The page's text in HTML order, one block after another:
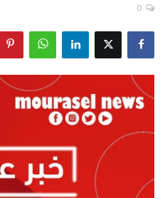
اقتصاد
علوم وتكنولوجيا
رياضة
0